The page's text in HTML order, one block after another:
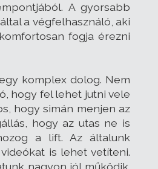
A gyorsabb
a végfelhasználó, aki
fogja érezni
komplex dolog. Nem
hogy fel lehet jutni vele
hogy simán menjen az
hogy az utas ne is
a lift. Az általunk
is lehet vetíteni.
nagyon jól működik.